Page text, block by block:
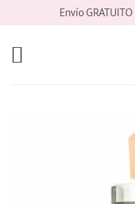
contenido
Envío